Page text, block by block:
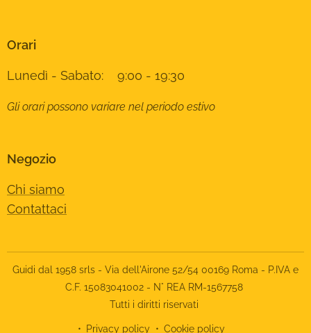
Orari
Lunedì - Sabato: 9:00 - 19:30
Gli orari possono variare nel periodo estivo
Negozio
Chi siamo
Contattaci
Guidi dal 1958 srls - Via dell'Airone 52/54 00169 Roma - P.IVA e
C.F. 15083041002 - N° REA RM-1567758
Tutti i diritti riservati
Privacy policy Cookie policy